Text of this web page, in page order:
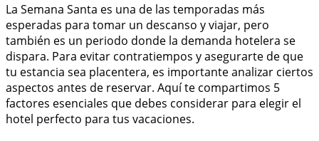
La Semana Santa es una de las temporadas más
esperadas para tomar un descanso y viajar, pero
también es un periodo donde la demanda hotelera se
dispara. Para evitar contratiempos y asegurarte de que
tu estancia sea placentera, es importante analizar ciertos
aspectos antes de reservar. Aquí te compartimos 5
factores esenciales que debes considerar para elegir el
hotel perfecto para tus vacaciones.